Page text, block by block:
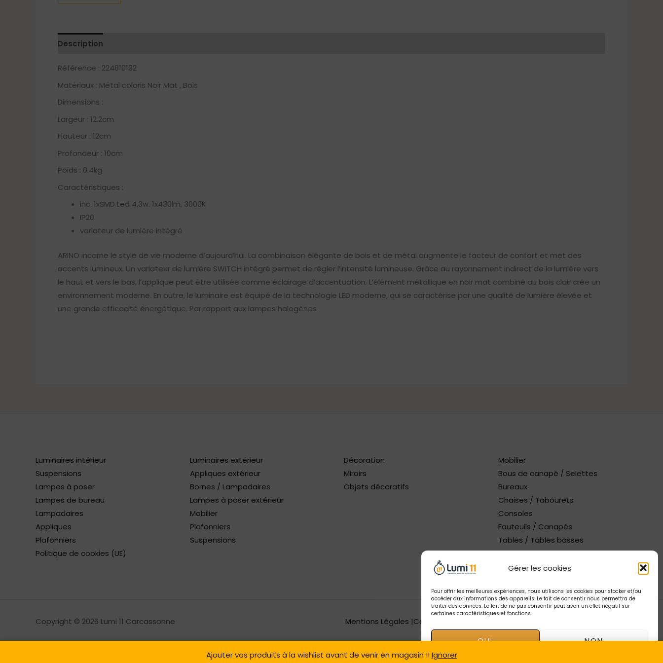
Gérer les cookies
Pour offrir les meilleures expériences, nous utilisons les cookies pour stocker et/ou
accéder aux informations des appareils. Le fait de consentir nous permettra de
traiter des données. Le fait de ne pas consentir peut avoir un effet négatif sur
certaines caractéristiques et fonctions.
OUI
NON
Ajouter vos produits à la wishlist avant de venir en magasin !!Ignorer
Description
Référence : 224810132
Matériaux : Métal coloris Noir Mat , Bois
Dimensions :
Largeur : 12.2cm
Hauteur : 12cm
Profondeur : 10cm
Poids : 0.4kg
Caractéristiques :
inc. 1xSMD Led 4,3w. 1x430lm, 3000K
IP20
variateur de lumière intégré
ARINO incarne le style de vie moderne d’aujourd’hui. La combinaison élégante de bois et de métal augmente le facteur de confort et met des
accents lumineux. Un variateur de lumière SWITCH intégré permet de régler l’intensité lumineuse. Grâce au rayonnement indirect de la lumière vers
le haut et vers le bas, l’applique peut être utilisée comme éclairage d’accentuation. L’élément métallique en noir mat combiné au bois clair crée un
environnement moderne. En outre, le luminaire est équipé de la technologie LED moderne, qui se caractérise par une qualité de lumière élevée et
une grande efficacité énergétique. Par rapport aux lampes halogènes
Luminaires intérieur
Suspensions
Lampes à poser
Lampes de bureau
Lampadaires
Appliques
Plafonniers
Politique de cookies (UE)
Luminaires extérieur
Appliques extérieur
Bornes / Lampadaires
Lampes à poser extérieur
Mobilier
Plafonniers
Suspensions
Décoration
Miroirs
Objets décoratifs
Mobilier
Bous de canapé / Selettes
Bureaux
Chaises / Tabourets
Consoles
Fauteuils / Canapés
Tables / Tables basses
Copyright © 2026 Lumi 11 Carcassonne Mentions Légales |Conception Tendance Digitale